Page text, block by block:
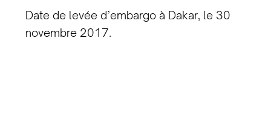
Date de levée d’embargo à Dakar, le 30
novembre 2017.